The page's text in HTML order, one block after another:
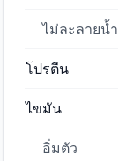
ไม่ละลายน้ำ
โปรตีน
ไขมัน
อิ่มตัว